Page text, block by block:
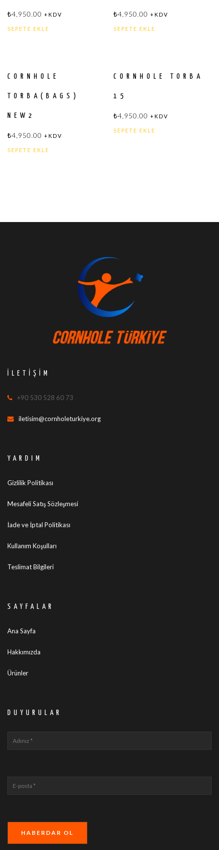
₺4,950.00 +KDV
SEPETE EKLE
₺4,950.00 +KDV
SEPETE EKLE
CORNHOLE
TORBA(BAGS)
NEW2
₺4,950.00 +KDV
SEPETE EKLE
CORNHOLE TORBA
15
₺4,950.00 +KDV
SEPETE EKLE
İLETIŞIM
+90 530 528 60 73
iletisim@cornholeturkiye.org
YARDIM
Gizlilik Politikası
Mesafeli Satış Sözleşmesi
İade ve İptal Politikası
Kullanım Koşulları
Teslimat Bilgileri
SAYFALAR
Ana Sayfa
Hakkımızda
Ürünler
DUYURULAR